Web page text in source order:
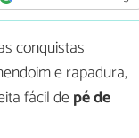
conquistas
e rapadura,
fácil depé de